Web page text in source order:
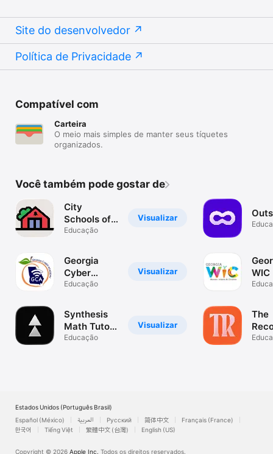
Site do desenvolvedor
Política de Privacidade
Compatível com
Carteira
O meio mais simples de manter seus tíquetes
organizados.
Você também pode gostar de
Visualizar
City
Schools of
Decatur
Educação
Visualizar
Georgia
Cyber
Academy
Educação
Visualizar
Synthesis
Math Tutor
for Kids
Educação
WIC
The
Estados Unidos (Português Brasil)
Español (México)
العربية Русский 简体中文
Français (France)
한국어
Tiếng Việt 繁體中文 (台灣) English (US)
Copyright © 2026 Apple Inc. Todos os direitos reservados.